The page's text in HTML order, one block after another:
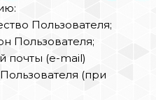
Пользователя;
Пользователя;
почты (e-mail)
(при